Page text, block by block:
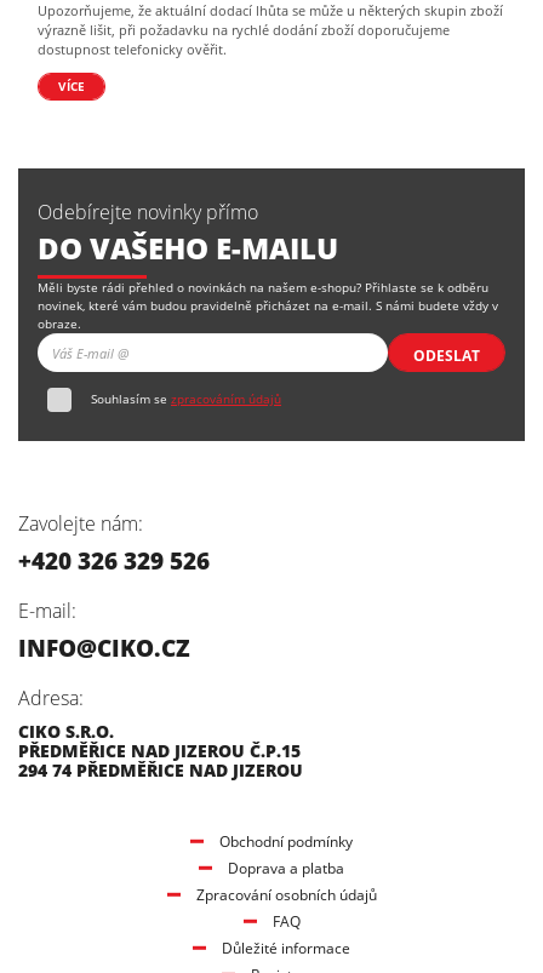
Upozorňujeme, že aktuální dodací lhůta se může u některých skupin zboží
výrazně lišit, při požadavku na rychlé dodání zboží doporučujeme
dostupnost telefonicky ověřit.
VÍCE
Odebírejte novinky přímo
DO VAŠEHO E-MAILU
Měli byste rádi přehled o novinkách na našem e-shopu? Přihlaste se k odběru
novinek, které vám budou pravidelně přicházet na e-mail. S námi budete vždy v
obraze.
ODESLAT
Souhlasím se zpracováním údajů
Zavolejte nám:
+420 326 329 526
E-mail:
INFO@CIKO.CZ
Adresa:
CIKO S.R.O.
PŘEDMĚŘICE NAD JIZEROU Č.P.15
294 74 PŘEDMĚŘICE NAD JIZEROU
Obchodní podmínky
Doprava a platba
Zpracování osobních údajů
FAQ
Důležité informace